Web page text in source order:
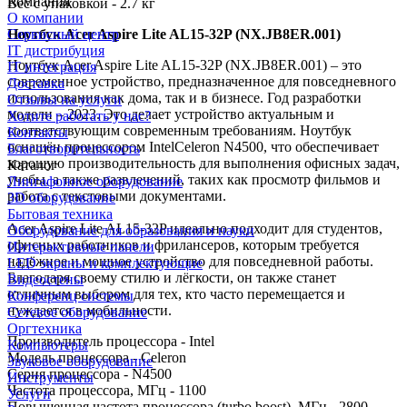
Вес с упаковкой - 2.7 кг
Ноутбук Acer Aspire Lite AL15-32P (NX.JB8ER.001)
Ноутбук Acer Aspire Lite AL15-32P (NX.JB8ER.001) – это
современное устройство, предназначенное для повседневного
использования как дома, так и в бизнесе. Год разработки
модели – 2023. Это делает устройство актуальным и
соответствующим современным требованиям. Ноутбук
оснащён процессором IntelCeleron N4500, что обеспечивает
хорошую производительность для выполнения офисных задач,
учебы, а также развлечений, таких как просмотр фильмов и
работа с текстовыми документами.
Acer Aspire Lite AL15-32P идеально подходит для студентов,
офисных работников и фрилансеров, которым требуется
надёжное и мощное устройство для повседневной работы.
Благодаря своему стилю и лёгкости, он также станет
отличным выбором для тех, кто часто перемещается и
нуждается в мобильности.
Производитель процессора - Intel
Модель процессора - Celeron
Серия процессора - N4500
Частота процессора, МГц - 1100
О компании
Сервисный центр
IT дистрибуция
IT интеграция
Доставка
Отзывы на услуги
Хотите работать у нас?
Контакты
Благотворительность
Каталог
Лингафонное оборудование
3D оборудование
Бытовая техника
Оборудование для образования и науки
Интерактивные панели
LED экраны и комплектующие
Видеостены
Конференц системы
Сетевое оборудование
Оргтехника
Компьютеры
Звуковое оборудование
Инструменты
Услуги